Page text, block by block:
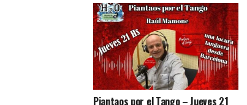
Piantaos por el Tango – Jueves 21